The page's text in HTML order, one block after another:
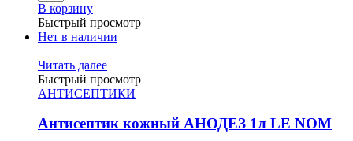
В корзину
Быстрый просмотр
Нет в наличии
Читать далее
Быстрый просмотр
АНТИСЕПТИКИ
Антисептик кожный АНОДЕЗ 1л LE NOM